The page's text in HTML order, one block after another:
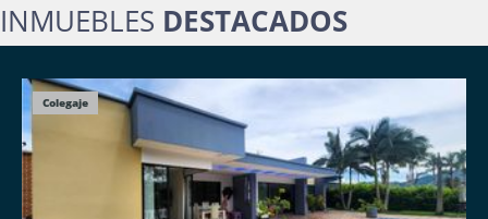
INMUEBLES DESTACADOS
Colegaje